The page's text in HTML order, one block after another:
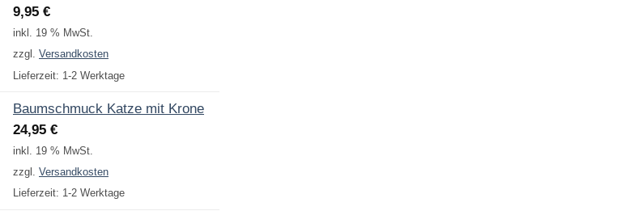
9,95 €
inkl. 19 % MwSt.
zzgl. Versandkosten
Lieferzeit: 1-2 Werktage
Baumschmuck Katze mit Krone
24,95 €
inkl. 19 % MwSt.
zzgl. Versandkosten
Lieferzeit: 1-2 Werktage